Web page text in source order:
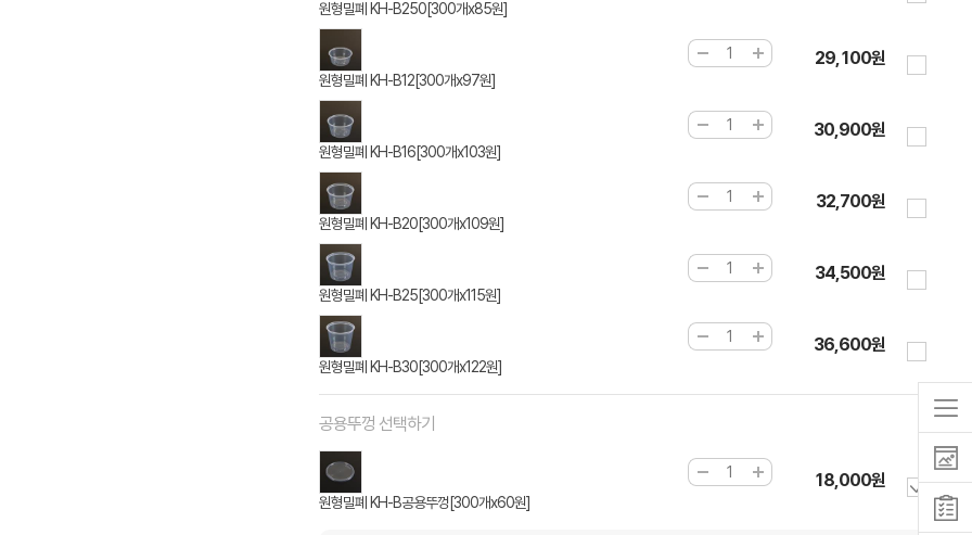
원형밀폐 KH-B250[300개x85원]
원형밀폐 KH-B12[300개x97원]
29,100원
원형밀폐 KH-B16[300개x103원]
30,900원
원형밀폐 KH-B20[300개x109원]
32,700원
원형밀폐 KH-B25[300개x115원]
34,500원
원형밀폐 KH-B30[300개x122원]
36,600원
공용뚜껑 선택하기
원형밀폐 KH-B공용뚜껑[300개x60원]
18,000원